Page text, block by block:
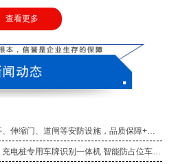
查看更多
浙江温州本地实力厂家：岗亭、伸缩门、道闸等安防设施，品质保障+售后及时！
新能源汽车的未来何去何从？充电桩专用车牌识别一体机 智能防占位车牌识别。